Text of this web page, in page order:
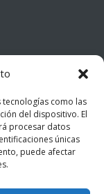
tecnologías como las
del dispositivo. El
procesar datos
únicas
puede afectar